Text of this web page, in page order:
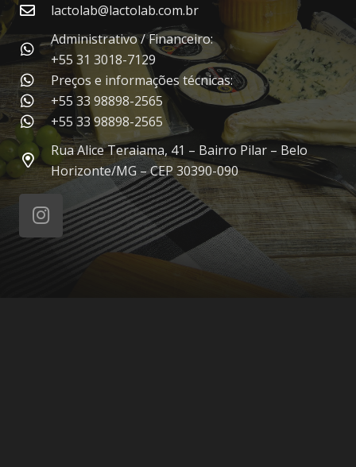
lactolab@lactolab.com.br
Administrativo / Financeiro:
+55 31 3018-7129
Preços e informações técnicas:
+55 33 98898-2565
+55 33 98898-2565
Rua Alice Teraiama, 41 – Bairro Pilar – Belo
Horizonte/MG – CEP 30390-090